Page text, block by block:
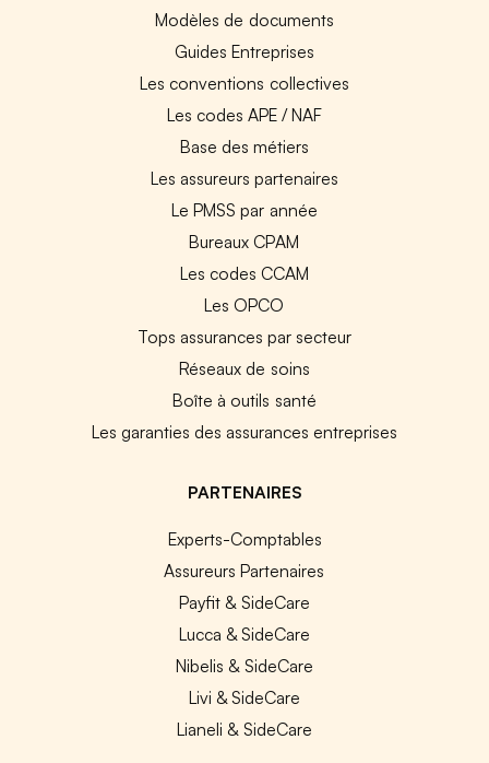
Modèles de documents
Guides Entreprises
Les conventions collectives
Les codes APE / NAF
Base des métiers
Les assureurs partenaires
Le PMSS par année
Bureaux CPAM
Les codes CCAM
Les OPCO
Tops assurances par secteur
Réseaux de soins
Boîte à outils santé
Les garanties des assurances entreprises
PARTENAIRES
Experts-Comptables
Assureurs Partenaires
Payfit & SideCare
Lucca & SideCare
Nibelis & SideCare
Livi & SideCare
Lianeli & SideCare